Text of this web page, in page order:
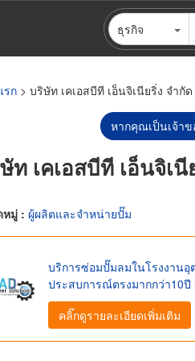
ธุรกิจ
รก > บริษัท เคเอสบีที เอ็นจิเนียริ่ง จำกัด
หากคุณเป็นเจ้า
ท เคเอสบีที เอ็นจิเ
หมู่ : ผู้ผลิตและจำหน่ายปั๊ม
บริการซ่อมปั๊มลมในโรงงาน
ประสบการณ์ตรงมากกว่า10
คลิ๊กดูรายละเอียดเพิ่มเติม